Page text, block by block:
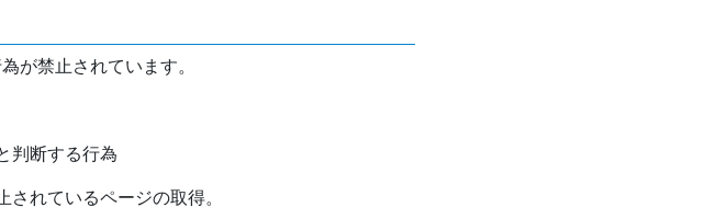
が禁止されています。
判断する行為
れているページの取得。